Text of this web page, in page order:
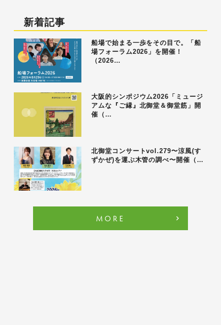
新着記事
船場で始まる一歩をその目で。「船
場フォーラム2026」を開催！
（2026…
大阪的シンポジウム2026「ミュージ
アムな『ご縁』北御堂＆御堂筋」開
催（…
北御堂コンサートvol.279〜涼風(す
ずかぜ)を運ぶ木管の調べ〜開催（…
MORE